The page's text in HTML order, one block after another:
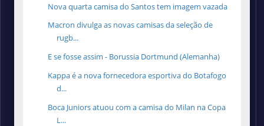
Nova quarta camisa do Santos tem imagem vazada
Macron divulga as novas camisas da seleção de
rugb...
E se fosse assim - Borussia Dortmund (Alemanha)
Kappa é a nova fornecedora esportiva do Botafogo
d...
Boca Juniors atuou com a camisa do Milan na Copa
L...